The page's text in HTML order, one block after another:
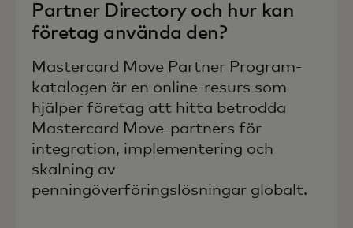
Partner Directory och hur kan
företag använda den?
Mastercard Move Partner Program-
katalogen är en online-resurs som
hjälper företag att hitta betrodda
Mastercard Move-partners för
integration, implementering och
skalning av
penningöverföringslösningar globalt.